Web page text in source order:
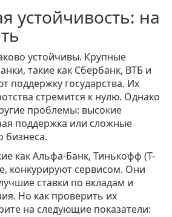
устойчивость: на
устойчивы. Крупные
такие как Сбербанк, ВТБ и
поддержку государства. Их
стремится к нулю. Однако
проблемы: высокие
поддержка или сложные
бизнеса.
как Альфа-Банк, Тинькофф (Т-
конкурируют сервисом. Они
ставки по вкладам и
Но как проверить их
на следующие показатели: